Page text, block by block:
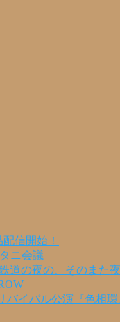
信開始！
ニ会議
道の夜の、そのまた夜
イバル公演『色相環